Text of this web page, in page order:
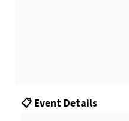
📋 Event Details